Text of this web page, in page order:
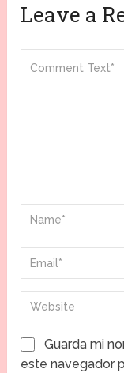
Leave a
Guarda mi
este navegador